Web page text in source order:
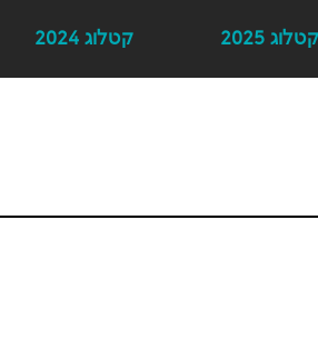
קטלוג 2025 קטלוג 2024